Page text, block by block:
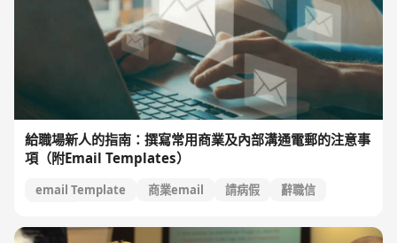
給職場新人的指南：撰寫常用商業及內部溝通電郵的注意事
項（附Email Templates）
email Template 商業email 請病假
辭職信